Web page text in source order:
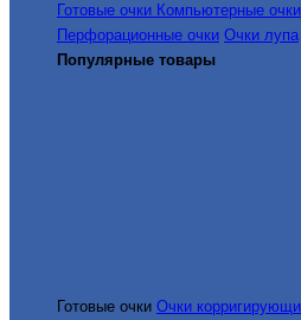
Готовые очки Компьютерные очки
Перфорационные очки Очки лупа
Популярные товары
Готовые очки Очки